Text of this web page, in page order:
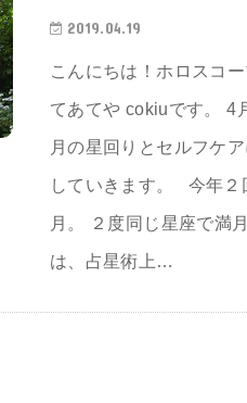
2019.04.19
こんにちは！ホロスコ
てあてや cokiuです。 4
月の星回りとセルフケ
していきます。 今年２
月。 ２度同じ星座で満
は、占星術上…